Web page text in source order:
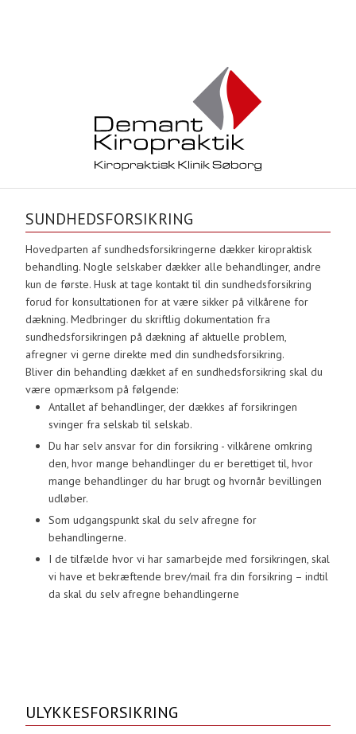
SUNDHEDSFORSIKRING​
Hovedparten af sundhedsforsikringerne dækker kiropraktisk
behandling. Nogle selskaber dækker alle behandlinger, andre
kun de første. Husk at tage kontakt til din sundhedsforsikring
forud for konsultationen for at være sikker på vilkårene for
dækning. Medbringer du skriftlig dokumentation fra
sundhedsforsikringen på dækning af aktuelle problem,
afregner vi gerne direkte med din sundhedsforsikring.
Bliver din behandling dækket af en sundhedsforsikring skal du
være opmærksom på følgende:​
Antallet af behandlinger, der dækkes af forsikringen
svinger fra selskab til selskab.
Du har selv ansvar for din forsikring - vilkårene omkring
den, hvor mange behandlinger du er berettiget til, hvor
mange behandlinger du har brugt og hvornår bevillingen
udløber.
Som udgangspunkt skal du selv afregne for
behandlingerne.
I de tilfælde hvor vi har samarbejde med forsikringen, skal
vi have et bekræftende brev/mail fra din forsikring – indtil
da skal du selv afregne behandlingerne
​ULYKKESFORSIKRING